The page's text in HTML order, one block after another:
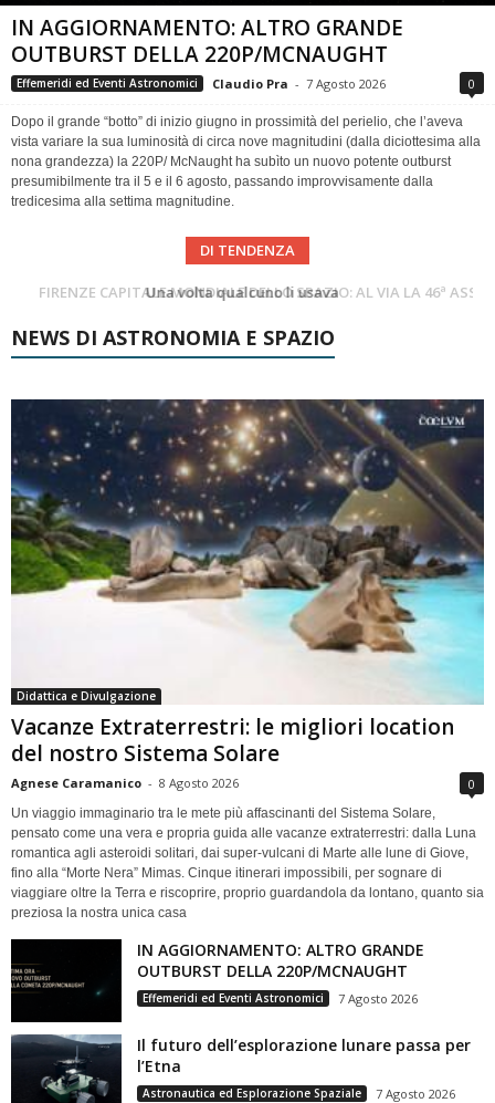
IN AGGIORNAMENTO: ALTRO GRANDE
OUTBURST DELLA 220P/MCNAUGHT
Effemeridi ed Eventi Astronomici Claudio Pra - 7 Agosto 2026 0
Dopo il grande “botto” di inizio giugno in prossimità del perielio, che l’aveva
vista variare la sua luminosità di circa nove magnitudini (dalla diciottesima alla
nona grandezza) la 220P/ McNaught ha subìto un nuovo potente outburst
presumibilmente tra il 5 e il 6 agosto, passando improvvisamente dalla
tredicesima alla settima magnitudine.
DI TENDENZA
FIRENZE CAPITALE MONDIALE DELLO SPAZIO: AL VIA LA 46ª ASSEMBLEA SCIENTIFICA DEL COSPAR
Cielo del Mese di Agosto 2026
NEWS DI ASTRONOMIA E SPAZIO
Didattica e Divulgazione
Vacanze Extraterrestri: le migliori location
del nostro Sistema Solare
Agnese Caramanico - 8 Agosto 2026 0
Un viaggio immaginario tra le mete più affascinanti del Sistema Solare,
pensato come una vera e propria guida alle vacanze extraterrestri: dalla Luna
romantica agli asteroidi solitari, dai super-vulcani di Marte alle lune di Giove,
fino alla “Morte Nera” Mimas. Cinque itinerari impossibili, per sognare di
viaggiare oltre la Terra e riscoprire, proprio guardandola da lontano, quanto sia
preziosa la nostra unica casa
IN AGGIORNAMENTO: ALTRO GRANDE
OUTBURST DELLA 220P/MCNAUGHT
Effemeridi ed Eventi Astronomici 7 Agosto 2026
Il futuro dell’esplorazione lunare passa per
l’Etna
Astronautica ed Esplorazione Spaziale 7 Agosto 2026